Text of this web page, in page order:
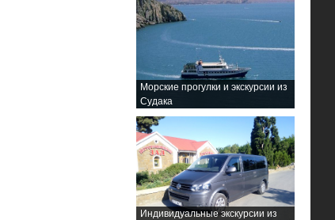
Морские прогулки и экскурсии из
Судака
Индивидуальные экскурсии из